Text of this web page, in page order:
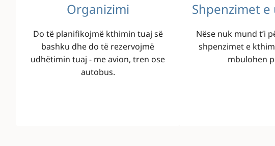
Organizimi
Do të planifikojmë kthimin tuaj së
bashku dhe do të rezervojmë
udhëtimin tuaj - me avion, tren ose
autobus.
Shpenzimet
Nëse nuk mund t’i
shpenzimet e
mbulohen